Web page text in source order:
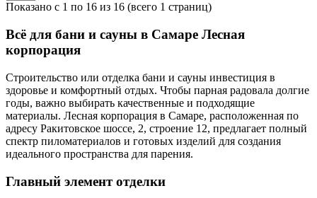
Показано с 1 по 16 из 16 (всего 1 страниц)
Всё для бани и сауны в Самаре Лесная
корпорация
Строительство или отделка бани и сауны инвестиция в
здоровье и комфортный отдых. Чтобы парная радовала долгие
годы, важно выбирать качественные и подходящие
материалы. Лесная корпорация в Самаре, расположенная по
адресу Ракитовское шоссе, 2, строение 12, предлагает полный
спектр пиломатериалов и готовых изделий для создания
идеального пространства для парения.
Главный элемент отделки